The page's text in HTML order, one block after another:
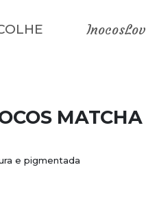
MATCHA
e pigmentada